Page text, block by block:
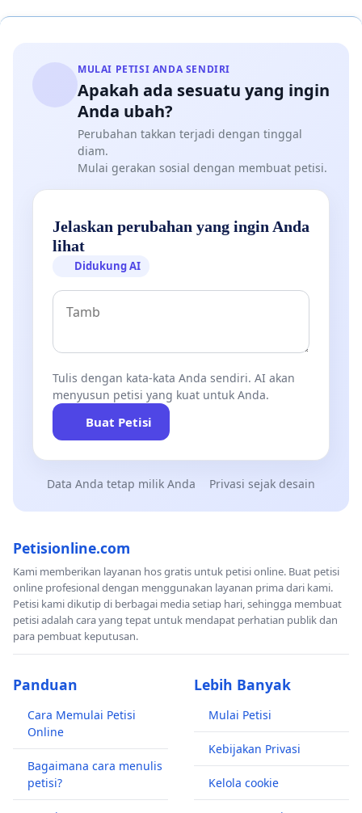
MULAI PETISI ANDA SENDIRI
Apakah ada sesuatu yang ingin
Anda ubah?
Perubahan takkan terjadi dengan tinggal
diam.
Mulai gerakan sosial dengan membuat petisi.
Jelaskan perubahan yang ingin Anda
lihat
Didukung AI
Tulis dengan kata-kata Anda sendiri. AI akan
menyusun petisi yang kuat untuk Anda.
Buat Petisi
Data Anda tetap milik Anda Privasi sejak desain
Petisionline.com
Kami memberikan layanan hos gratis untuk petisi online. Buat petisi
online profesional dengan menggunakan layanan prima dari kami.
Petisi kami dikutip di berbagai media setiap hari, sehingga membuat
petisi adalah cara yang tepat untuk mendapat perhatian publik dan
para pembuat keputusan.
Panduan
Cara Memulai Petisi
Online
Bagaimana cara menulis
petisi?
Lebih Banyak
Mulai Petisi
Kebijakan Privasi
Kelola cookie